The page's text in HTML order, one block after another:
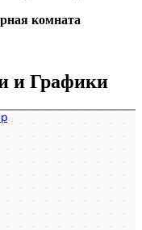
комната
и Графики